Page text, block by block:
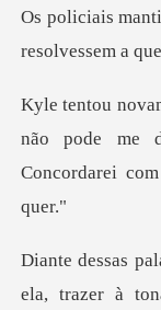
resolvessem a q
não pode me
Conco
trazer à